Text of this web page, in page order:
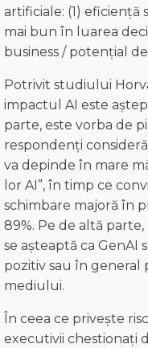
artificiale: (1) eficiență
mai bun în luarea
business / potențial
Potrivit studiului
impactul AI este
parte, este vorba de
respondenți
va depinde în mare
lor AI”, în timp ce
schimbare majoră în
89%. Pe de altă
se așteaptă ca GenAI
pozitiv sau în general
mediului.
În ceea ce privește
executivii chestionați